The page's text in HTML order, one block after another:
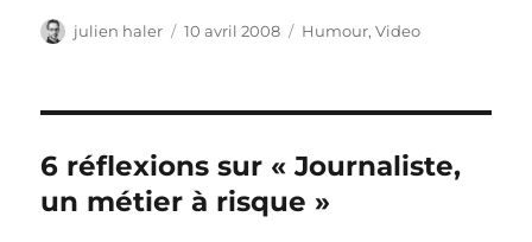
Auteur
julien haler
Publié
10 avril 2008 Catégories
Humour,Video
6 réflexions sur « Journaliste,
un métier à risque »